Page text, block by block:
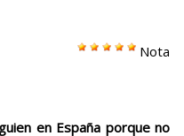
Nota
en España porque no